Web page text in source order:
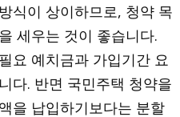
식이 상이하므로, 청약 목
세우는 것이 좋습니다.
요 예치금과 가입기간 요
다. 반면 국민주택 청약을
을 납입하기보다는 분할